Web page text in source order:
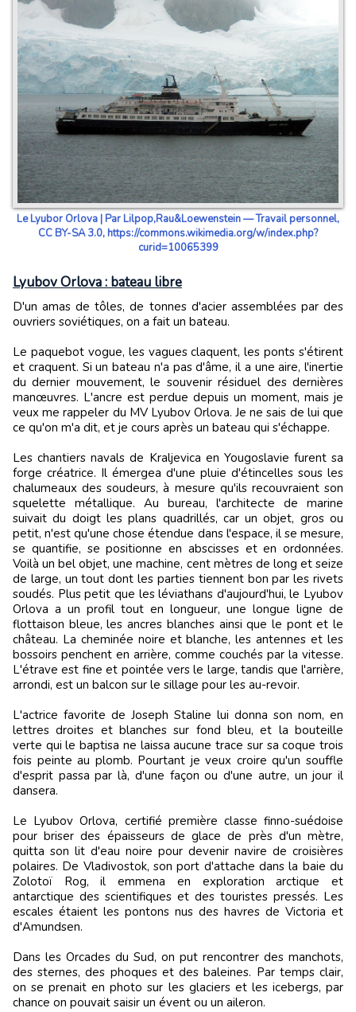
Le Lyubor Orlova | Par Lilpop,Rau&Loewenstein — Travail personnel,
CC BY-SA 3.0, https://commons.wikimedia.org/w/index.php?
curid=10065399
Lyubov Orlova : bateau libre
D'un amas de tôles, de tonnes d'acier assemblées par des
ouvriers soviétiques, on a fait un bateau.
Le paquebot vogue, les vagues claquent, les ponts s'étirent
et craquent. Si un bateau n'a pas d'âme, il a une aire, l'inertie
du dernier mouvement, le souvenir résiduel des dernières
manœuvres. L'ancre est perdue depuis un moment, mais je
veux me rappeler du MV Lyubov Orlova. Je ne sais de lui que
ce qu'on m'a dit, et je cours après un bateau qui s'échappe.
Les chantiers navals de Kraljevica en Yougoslavie furent sa
forge créatrice. Il émergea d'une pluie d'étincelles sous les
chalumeaux des soudeurs, à mesure qu'ils recouvraient son
squelette métallique. Au bureau, l'architecte de marine
suivait du doigt les plans quadrillés, car un objet, gros ou
petit, n'est qu'une chose étendue dans l'espace, il se mesure,
se quantifie, se positionne en abscisses et en ordonnées.
Voilà un bel objet, une machine, cent mètres de long et seize
de large, un tout dont les parties tiennent bon par les rivets
soudés. Plus petit que les léviathans d'aujourd'hui, le Lyubov
Orlova a un profil tout en longueur, une longue ligne de
flottaison bleue, les ancres blanches ainsi que le pont et le
château. La cheminée noire et blanche, les antennes et les
bossoirs penchent en arrière, comme couchés par la vitesse.
L'étrave est fine et pointée vers le large, tandis que l'arrière,
arrondi, est un balcon sur le sillage pour les au-revoir.
L'actrice favorite de Joseph Staline lui donna son nom, en
lettres droites et blanches sur fond bleu, et la bouteille
verte qui le baptisa ne laissa aucune trace sur sa coque trois
fois peinte au plomb. Pourtant je veux croire qu'un souffle
d'esprit passa par là, d'une façon ou d'une autre, un jour il
dansera.
Le Lyubov Orlova, certifié première classe finno-suédoise
pour briser des épaisseurs de glace de près d'un mètre,
quitta son lit d'eau noire pour devenir navire de croisières
polaires. De Vladivostok, son port d'attache dans la baie du
Zolotoï Rog, il emmena en exploration arctique et
antarctique des scientifiques et des touristes pressés. Les
escales étaient les pontons nus des havres de Victoria et
d'Amundsen.
Dans les Orcades du Sud, on put rencontrer des manchots,
des sternes, des phoques et des baleines. Par temps clair,
on se prenait en photo sur les glaciers et les icebergs, par
chance on pouvait saisir un évent ou un aileron.